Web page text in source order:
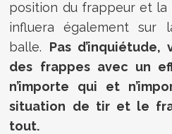
position du frappeur et la
influera également sur
balle. Pas
des frappes avec un
n’importe qui et
situation de tir et le
tout.